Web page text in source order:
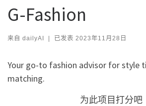
G-Fashion
来自 dailyAI | 已发表 2023年11月28日
Your go-to fashion advisor for style
matching.
为此项目打分吧